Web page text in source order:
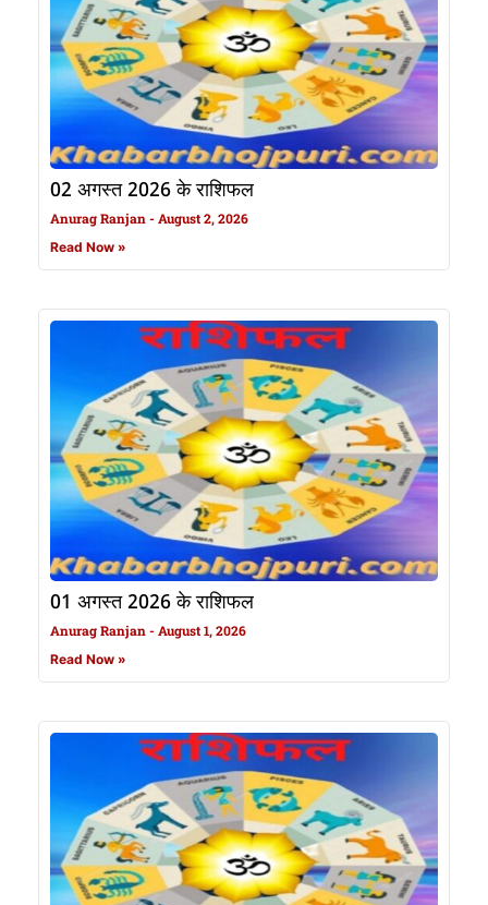
02 अगस्त 2026 के राशिफल
Anurag Ranjan August 2, 2026
Read Now »
01 अगस्त 2026 के राशिफल
Anurag Ranjan August 1, 2026
Read Now »